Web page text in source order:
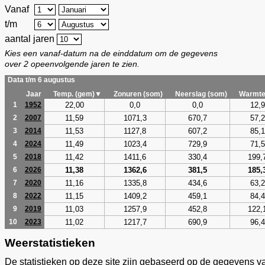
Vanaf
t/m
aantal jaren
Kies een vanaf-datum na de einddatum om de gegevens
over 2 opeenvolgende jaren te zien.
Data t/m 6 augustus
Jaar
Temp. (gem)▼ Zonuren (som) Neerslag (som)
1
1952 22,00 0,0 0,0 12,9
2 2007 11,59 1071,3 670,7 57,2
3 2014 11,53 1127,8 607,2 85,1
4 2024 11,49 1023,4 729,9 71,5
5 2018 11,42 1411,6 330,4
6 2026 11,38 1362,6 381,5
7 2020 11,16 1335,8 434,6 63,2
8 2022 11,15 1409,2 459,1 84,4
9 2019 11,03 1257,9 452,8
10 2023 11,02 1217,7 690,9 96,4
Weerstatistieken
De statistieken op deze site zijn gebaseerd op de gegevens